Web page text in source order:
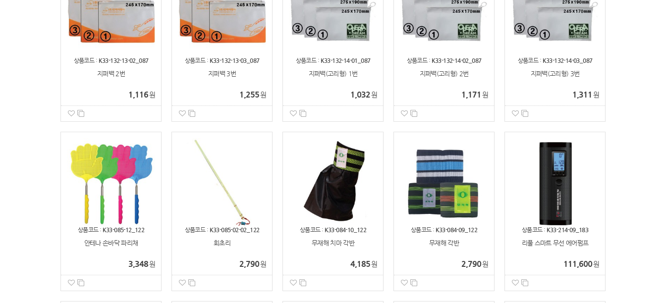
상품코드 : K33-132-13-02_087
지퍼백 2번
1,116원
상품코드 : K33-132-13-03_087
지퍼백 3번
1,255원
상품코드 : K33-132-14-01_087
지퍼백(고리형) 1번
1,032원
상품코드 : K33-132-14-02_087
지퍼백(고리형) 2번
1,171 원
상품코드 : K33-132-14-03_087
지퍼백(고리형) 3번
1,311 원
상품코드 : K33-085-12_122
안테나 손바닥 파리채
3,348원
상품코드 : K33-085-02-02_122
회초리
2,790원
상품코드 : K33-084-10_122
무재해 치마 각반
4,185원
상품코드 : K33-084-09_122
무재해 각반
2,790원
상품코드 : K33-214-09_183
리풀 스마트 무선 에어펌프
111,600원